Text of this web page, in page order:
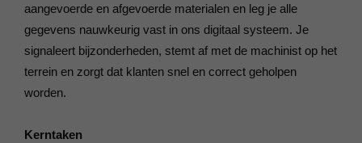
aangevoerde en afgevoerde materialen en leg je alle
gegevens nauwkeurig vast in ons digitaal systeem. Je
signaleert bijzonderheden, stemt af met de machinist op het
terrein en zorgt dat klanten snel en correct geholpen
worden.
Kerntaken